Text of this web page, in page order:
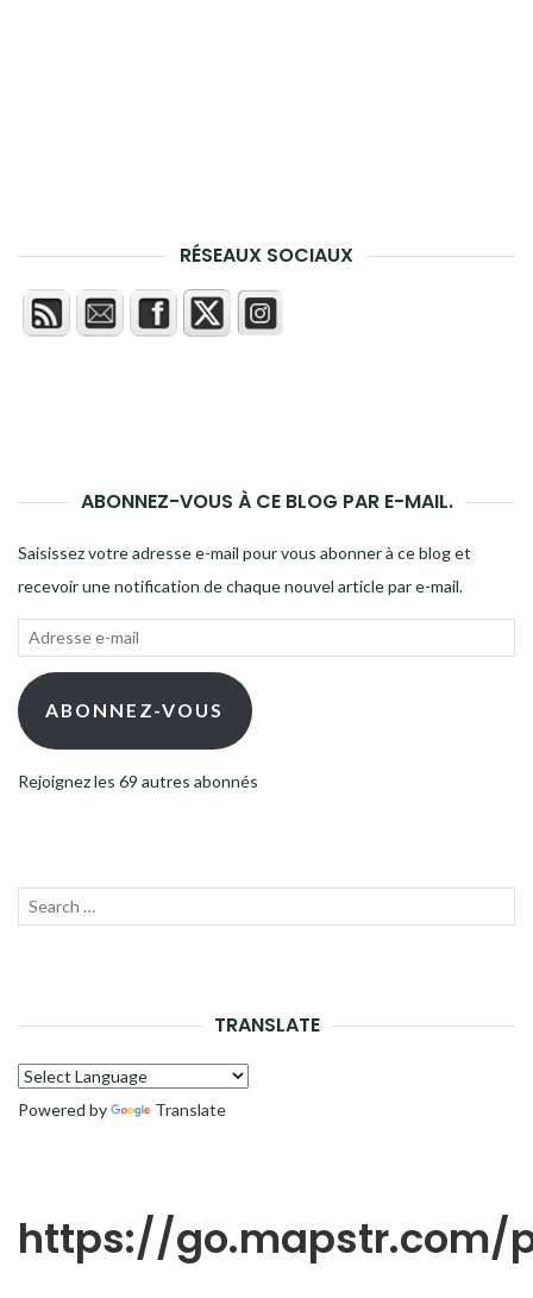
RÉSEAUX SOCIAUX
ABONNEZ-VOUS À CE BLOG PAR E-MAIL.
Saisissez votre adresse e-mail pour vous abonner à ce blog et
recevoir une notification de chaque nouvel article par e-mail.
Adresse
mail ABONNEZ-VOUS
Rejoignez les 69 autres abonnés
Recherche
TRANSLATE
Powered by Translate
https://go.mapstr.com/